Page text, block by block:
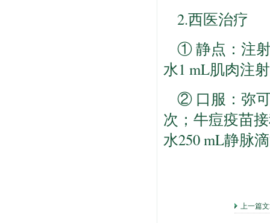
2.西医治疗
① 静点：注
水1 mL肌肉注
② 口服：弥可
次；牛痘疫苗
水250 mL静脉
上一篇